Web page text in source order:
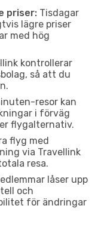
priser: Tisdagar
lägre priser
med hög
kontrollerar
så att du
resor kan
i förväg
flygalternativ.
flyg med
via Travellink
resa.
låser upp
och
för ändringar